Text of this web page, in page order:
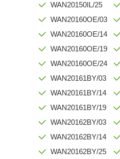
WAN20150IL/25
WAN20160OE/03
WAN20160OE/14
WAN20160OE/19
WAN20160OE/24
WAN20161BY/03
WAN20161BY/14
WAN20161BY/19
WAN20162BY/03
WAN20162BY/14
WAN20162BY/25